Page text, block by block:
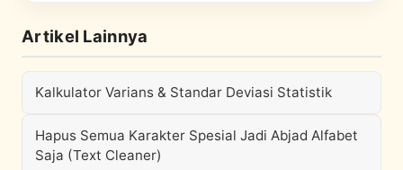
Artikel Lainnya
Kalkulator Varians & Standar Deviasi Statistik
Hapus Semua Karakter Spesial Jadi Abjad Alfabet
Saja (Text Cleaner)